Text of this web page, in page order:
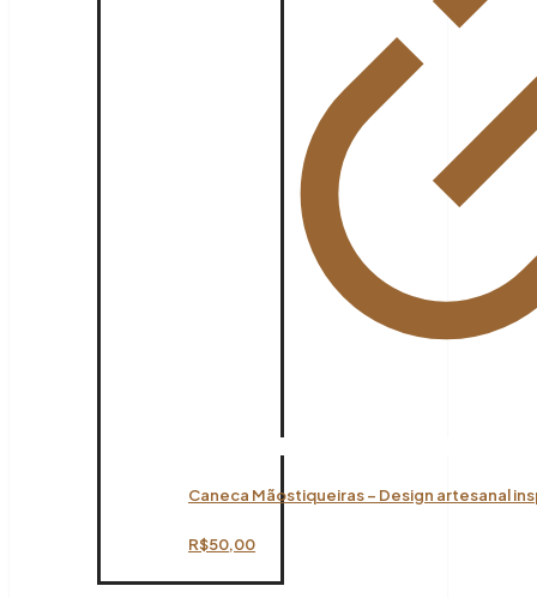
Caneca Mãostiqueiras – Design artesanal
R$50,00